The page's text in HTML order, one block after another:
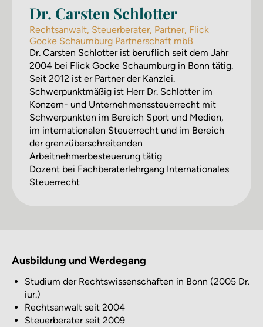
Dr. Carsten Schlotter
Rechtsanwalt, Steuerberater, Partner, Flick
Gocke Schaumburg Partnerschaft mbB
Dr. Carsten Schlotter ist beruflich seit dem Jahr
2004 bei Flick Gocke Schaumburg in Bonn tätig.
Seit 2012 ist er Partner der Kanzlei.
Schwerpunktmäßig ist Herr Dr. Schlotter im
Konzern- und Unternehmenssteuerrecht mit
Schwerpunkten im Bereich Sport und Medien,
im internationalen Steuerrecht und im Bereich
der grenzüberschreitenden
Arbeitnehmerbesteuerung tätig
Dozent bei Fachberater­lehrgang Internationales
Steuerrecht
Ausbildung und Werdegang
Studium der Rechtswissenschaften in Bonn (2005 Dr.
iur.)
Rechtsanwalt seit 2004
Steuerberater seit 2009